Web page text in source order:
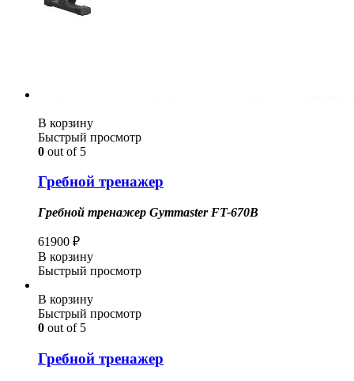
В корзину
Быстрый просмотр
0 out of 5
Гребной тренажер
Гребной тренажер Gymmaster FT-670B
61900 ₽
В корзину
Быстрый просмотр
В корзину
Быстрый просмотр
0 out of 5
Гребной тренажер